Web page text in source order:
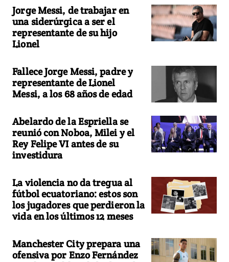
Jorge Messi, de trabajar en
una siderúrgica a ser el
representante de su hijo
Lionel
Fallece Jorge Messi, padre y
representante de Lionel
Messi, a los 68 años de edad
Abelardo de la Espriella se
reunió con Noboa, Milei y el
Rey Felipe VI antes de su
investidura
La violencia no da tregua al
fútbol ecuatoriano: estos son
los jugadores que perdieron la
vida en los últimos 12 meses
Manchester City prepara una
ofensiva por Enzo Fernández